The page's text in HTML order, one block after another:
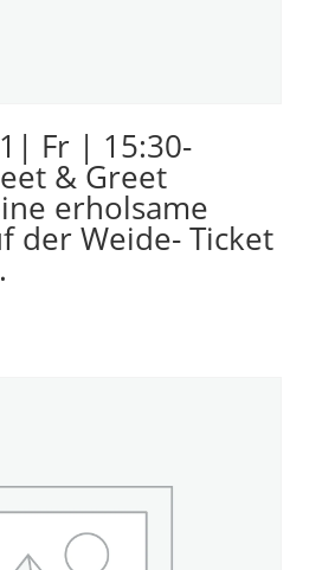
Fr | 15:30-
& Greet
erholsame
der Weide- Ticket